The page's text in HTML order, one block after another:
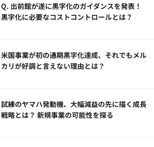
Q. 出前館が遂に黒字化のガイダンスを発表！
黒字化に必要なコストコントロールとは？
米国事業が初の通期黒字化達成、それでもメル
カリが好調と言えない理由とは？
試練のヤマハ発動機、大幅減益の先に描く成長
戦略とは？ 新規事業の可能性を探る